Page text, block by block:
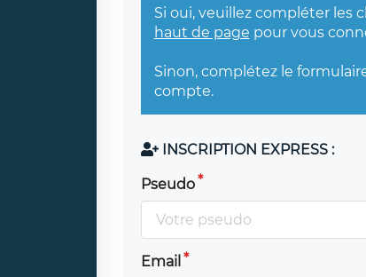
Si oui, veuillez compléter les
haut de page pour vous
Sinon, complétez le
compte.
INSCRIPTION EXPRESS :
Pseudo
Email